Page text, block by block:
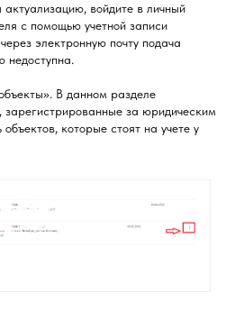
войдите в личный
с помощью учетной записи
электронную почту подача
недоступна.
В данном разделе
зарегистрированные за юридическим
которые стоят на учете у